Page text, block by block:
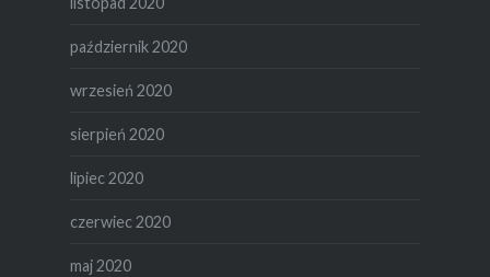
październik 2020
wrzesień 2020
sierpień 2020
lipiec 2020
czerwiec 2020
maj 2020